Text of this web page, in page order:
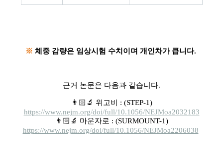
※ 체중 감량은 임상시험 수치이며 개인차가 큽니다.
근거 논문은 다음과 같습니다.
👨🏻‍🔬 위고비 : (STEP-1)
https://www.nejm.org/doi/full/10.1056/NEJMoa2032183
👨🏻‍🔬 마운자로 : (SURMOUNT-1)
https://www.nejm.org/doi/full/10.1056/NEJMoa2206038